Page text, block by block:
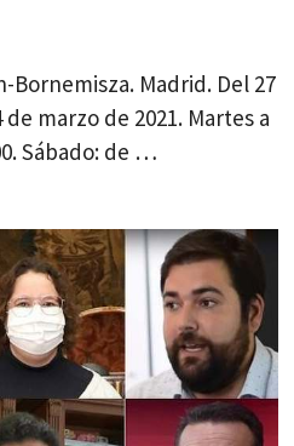
Bornemisza. Madrid. Del 27
marzo de 2021. Martes a
Sábado: de …